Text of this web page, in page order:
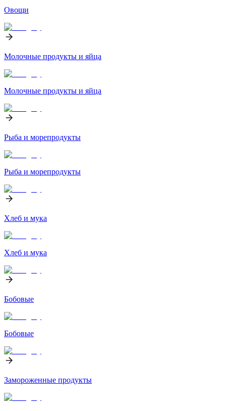
Овощи
Молочные продукты и яйца
Молочные продукты и яйца
Рыба и морепродукты
Рыба и морепродукты
Хлеб и мука
Хлеб и мука
Бобовые
Бобовые
Замороженные продукты